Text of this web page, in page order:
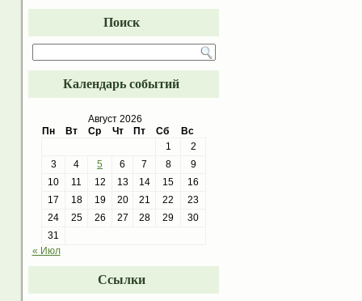
Поиск
Календарь событий
Август 2026
Пн
Вт Ср Чт Пт Сб
Вс
1
2
3
4 5 6 7 8
9
10
11 12 13 14 15
16
17
18 19 20 21 22
23
24
25 26 27 28 29
30
31
« Июл
Ссылки